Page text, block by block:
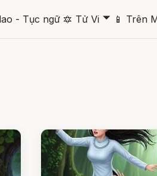
- Tục ngữ 🔯 Tử Vi 🞃 📱 Trên